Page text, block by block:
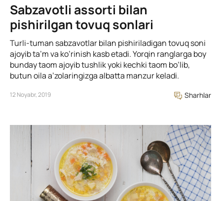
Sabzavotli assorti bilan
pishirilgan tovuq sonlari
Turli-tuman sabzavotlar bilan pishiriladigan tovuq soni
ajoyib ta’m va ko’rinish kasb etadi. Yorqin ranglarga boy
bunday taom ajoyib tushlik yoki kechki taom bo’lib,
butun oila a’zolaringizga albatta manzur keladi.
12 Noyabr, 2019 Sharhlar